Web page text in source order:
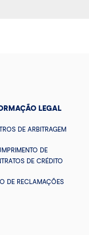
LEGAL
DE ARBITRAGEM
DE
DE CRÉDITO
DE RECLAMAÇÕES